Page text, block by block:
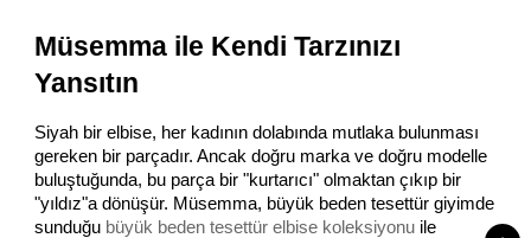
Müsemma ile Kendi Tarzınızı
Yansıtın
Siyah bir elbise, her kadının dolabında mutlaka bulunması
gereken bir parçadır. Ancak doğru marka ve doğru modelle
buluştuğunda, bu parça bir "kurtarıcı" olmaktan çıkıp bir
"yıldız"a dönüşür. Müsemma, büyük beden tesettür giyimde
sunduğu büyük beden tesettür elbise koleksiyonu ile